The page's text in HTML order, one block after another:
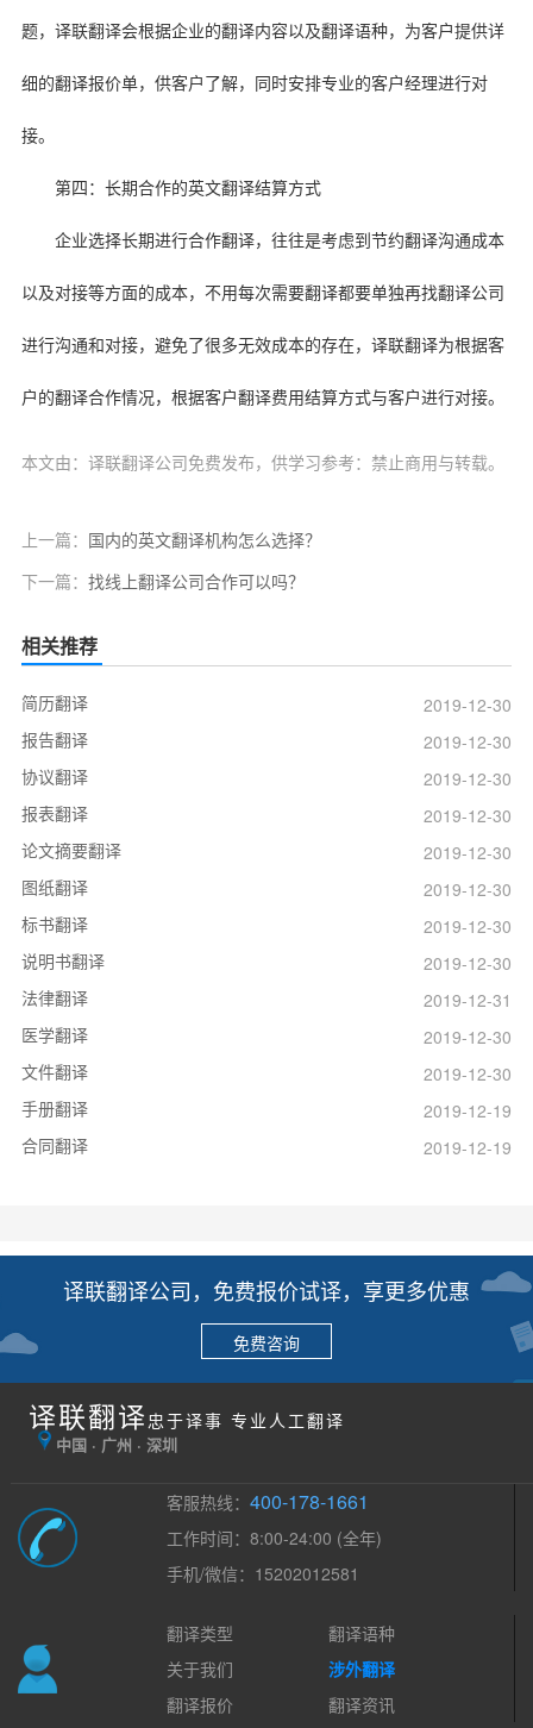
题，译联翻译会根据企业的翻译内容以及翻译语种，为客户提供详
细的翻译报价单，供客户了解，同时安排专业的客户经理进行对
接。
第四：长期合作的英文翻译结算方式
企业选择长期进行合作翻译，往往是考虑到节约翻译沟通成本
以及对接等方面的成本，不用每次需要翻译都要单独再找翻译公司
进行沟通和对接，避免了很多无效成本的存在，译联翻译为根据客
户的翻译合作情况，根据客户翻译费用结算方式与客户进行对接。
本文由：译联翻译公司免费发布，供学习参考：禁止商用与转载。
上一篇： 国内的英文翻译机构怎么选择？
下一篇： 找线上翻译公司合作可以吗？
相关推荐
简历翻译
2019-12-30
报告翻译
2019-12-30
协议翻译
2019-12-30
报表翻译
2019-12-30
论文摘要翻译
2019-12-30
图纸翻译
2019-12-30
标书翻译
2019-12-30
说明书翻译
2019-12-30
法律翻译
2019-12-31
医学翻译
2019-12-30
文件翻译
2019-12-30
手册翻译
2019-12-19
合同翻译
2019-12-19
译联翻译公司，免费报价试译，享更多优惠
免费咨询
译联翻译 忠于译事 专业人工翻译
中国 · 广州 · 深圳
客服热线：400-178-1661
工作时间：8:00-24:00 (全年)
手机/微信：15202012581
翻译类型
翻译语种
关于我们
涉外翻译
翻译报价
翻译资讯